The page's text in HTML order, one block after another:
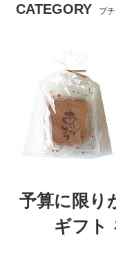
CATEGORY プ
予算に限り
ギフト